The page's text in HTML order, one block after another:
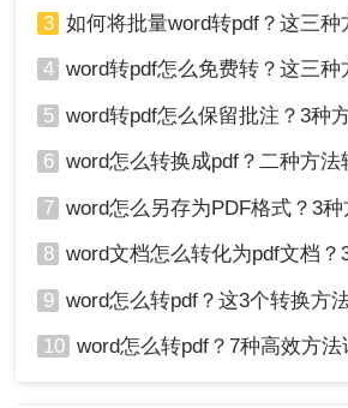
3 如何将批量word转pdf？这三种方法都
4 word转pdf怎么免费转？这三种
5 word转pdf怎么保留批注？3种方
6 word怎么转换成pdf？二种方法
7 word怎么另存为PDF格式？3种方
8 word文档怎么转化为pdf文档？3 种实用转换方法，
9 word怎么转pdf？这3个转换方
10 word怎么转pdf？7种高效方法